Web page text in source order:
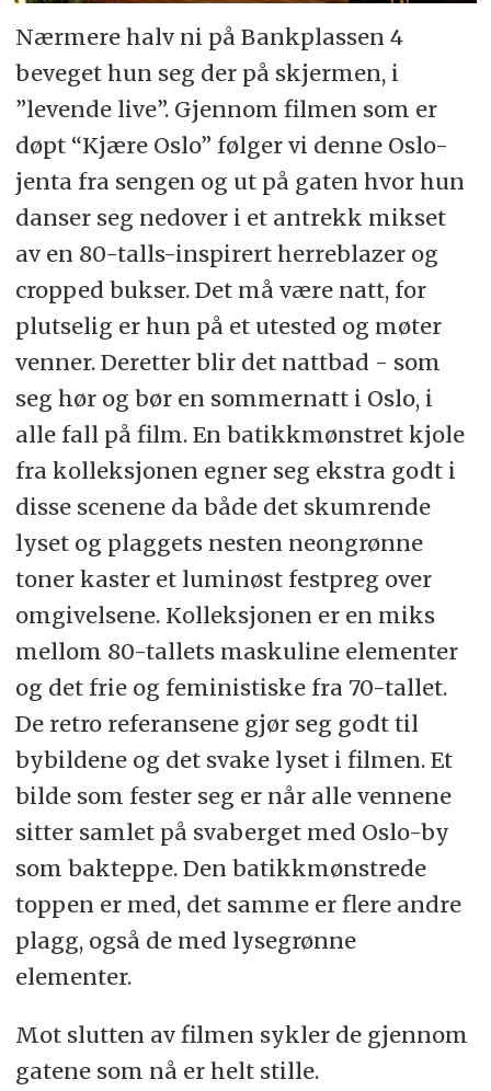
Nærmere halv ni på Bankplassen 4
beveget hun seg der på skjermen, i
”levende live”. Gjennom filmen som er
døpt “Kjære Oslo” følger vi denne Oslo-
jenta fra sengen og ut på gaten hvor hun
danser seg nedover i et antrekk mikset
av en 80-talls-inspirert herreblazer og
cropped bukser. Det må være natt, for
plutselig er hun på et utested og møter
venner. Deretter blir det nattbad - som
seg hør og bør en sommernatt i Oslo, i
alle fall på film. En batikkmønstret kjole
fra kolleksjonen egner seg ekstra godt i
disse scenene da både det skumrende
lyset og plaggets nesten neongrønne
toner kaster et luminøst festpreg over
omgivelsene. Kolleksjonen er en miks
mellom 80-tallets maskuline elementer
og det frie og feministiske fra 70-tallet.
De retro referansene gjør seg godt til
bybildene og det svake lyset i filmen. Et
bilde som fester seg er når alle vennene
sitter samlet på svaberget med Oslo-by
som bakteppe. Den batikkmønstrede
toppen er med, det samme er flere andre
plagg, også de med lysegrønne
elementer.
Mot slutten av filmen sykler de gjennom
gatene som nå er helt stille.